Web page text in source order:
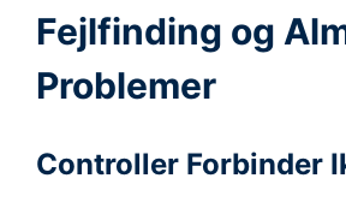
Fejlfinding og
Problemer
Controller Forbinder